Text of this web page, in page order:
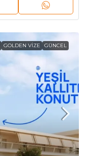
GOLDEN VIZE GÜNCEL